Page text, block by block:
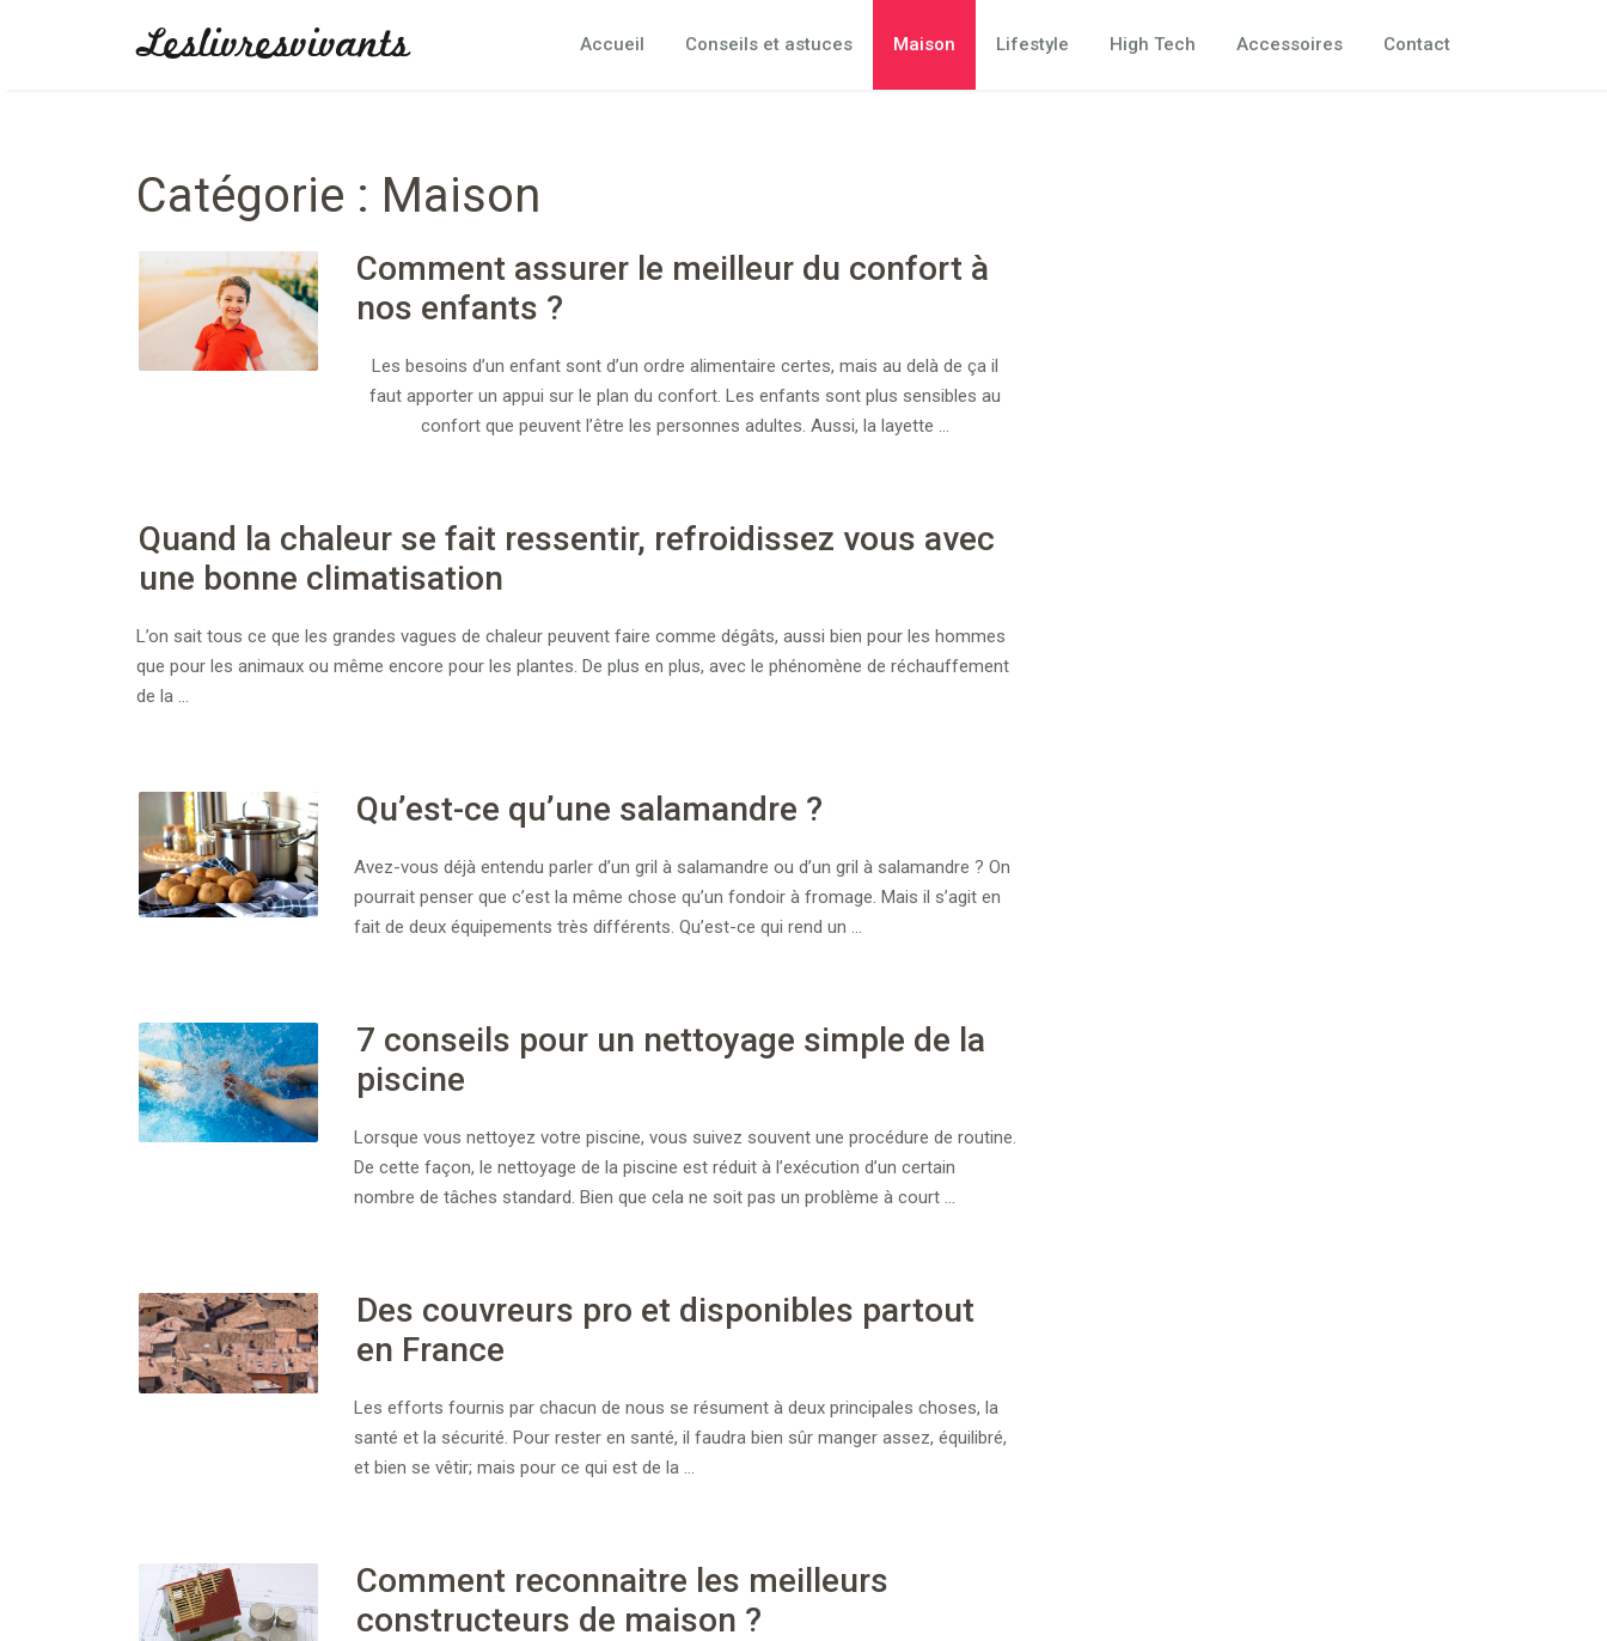
Leslivresvivants Accueil Conseils et astuces Maison Lifestyle High Tech Accessoires Contact
Catégorie : Maison
Comment assurer le meilleur du confort à
nos enfants ?
Les besoins d’un enfant sont d’un ordre alimentaire certes, mais au delà de ça il
faut apporter un appui sur le plan du confort. Les enfants sont plus sensibles au
confort que peuvent l’être les personnes adultes. Aussi, la layette …
Quand la chaleur se fait ressentir, refroidissez vous avec
une bonne climatisation
L’on sait tous ce que les grandes vagues de chaleur peuvent faire comme dégâts, aussi bien pour les hommes
que pour les animaux ou même encore pour les plantes. De plus en plus, avec le phénomène de réchauffement
de la …
Qu’est-ce qu’une salamandre ?
Avez-vous déjà entendu parler d’un gril à salamandre ou d’un gril à salamandre ? On
pourrait penser que c’est la même chose qu’un fondoir à fromage. Mais il s’agit en
fait de deux équipements très différents. Qu’est-ce qui rend un …
7 conseils pour un nettoyage simple de la
piscine
Lorsque vous nettoyez votre piscine, vous suivez souvent une procédure de routine.
De cette façon, le nettoyage de la piscine est réduit à l’exécution d’un certain
nombre de tâches standard. Bien que cela ne soit pas un problème à court …
Des couvreurs pro et disponibles partout
en France
Les efforts fournis par chacun de nous se résument à deux principales choses, la
santé et la sécurité. Pour rester en santé, il faudra bien sûr manger assez, équilibré,
et bien se vêtir; mais pour ce qui est de la …
Comment reconnaitre les meilleurs
constructeurs de maison ?